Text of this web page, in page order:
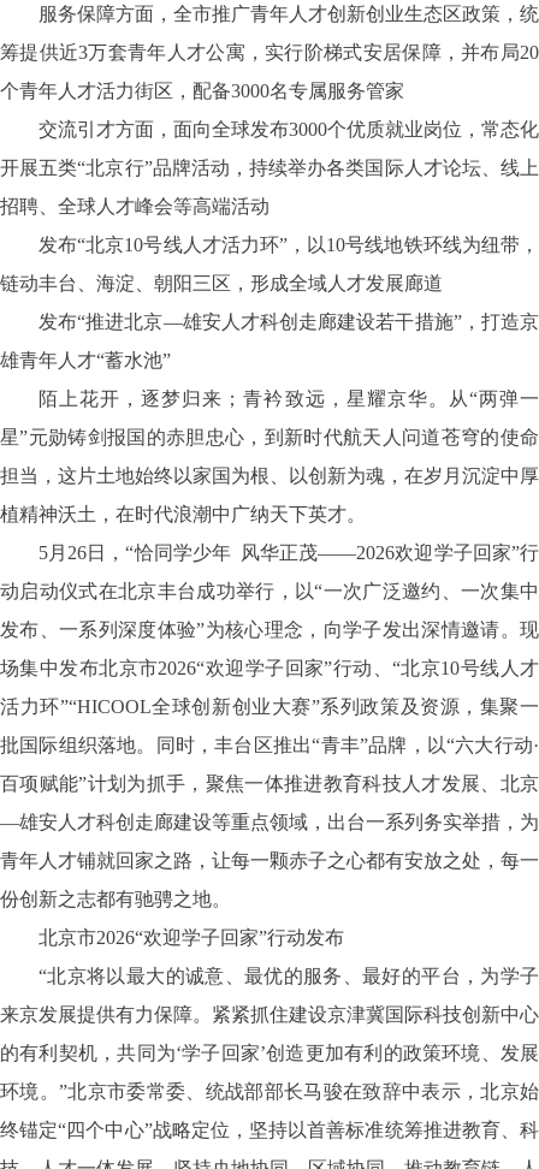
服务保障方面，全市推广青年人才创新创业生态区政策，统
筹提供近3万套青年人才公寓，实行阶梯式安居保障，并布局20
个青年人才活力街区，配备3000名专属服务管家
交流引才方面，面向全球发布3000个优质就业岗位，常态化
开展五类“北京行”品牌活动，持续举办各类国际人才论坛、线上
招聘、全球人才峰会等高端活动
发布“北京10号线人才活力环”，以10号线地铁环线为纽带，
链动丰台、海淀、朝阳三区，形成全域人才发展廊道
发布“推进北京—雄安人才科创走廊建设若干措施”，打造京
雄青年人才“蓄水池”
陌上花开，逐梦归来；青衿致远，星耀京华。从“两弹一
星”元勋铸剑报国的赤胆忠心，到新时代航天人问道苍穹的使命
担当，这片土地始终以家国为根、以创新为魂，在岁月沉淀中厚
植精神沃土，在时代浪潮中广纳天下英才。
5月26日，“恰同学少年 风华正茂——2026欢迎学子回家”行
动启动仪式在北京丰台成功举行，以“一次广泛邀约、一次集中
发布、一系列深度体验”为核心理念，向学子发出深情邀请。现
场集中发布北京市2026“欢迎学子回家”行动、“北京10号线人才
活力环”“HICOOL全球创新创业大赛”系列政策及资源，集聚一
批国际组织落地。同时，丰台区推出“青丰”品牌，以“六大行动·
百项赋能”计划为抓手，聚焦一体推进教育科技人才发展、北京
—雄安人才科创走廊建设等重点领域，出台一系列务实举措，为
青年人才铺就回家之路，让每一颗赤子之心都有安放之处，每一
份创新之志都有驰骋之地。
北京市2026“欢迎学子回家”行动发布
“北京将以最大的诚意、最优的服务、最好的平台，为学子
来京发展提供有力保障。紧紧抓住建设京津冀国际科技创新中心
的有利契机，共同为‘学子回家’创造更加有利的政策环境、发展
环境。”北京市委常委、统战部部长马骏在致辞中表示，北京始
终锚定“四个中心”战略定位，坚持以首善标准统筹推进教育、科